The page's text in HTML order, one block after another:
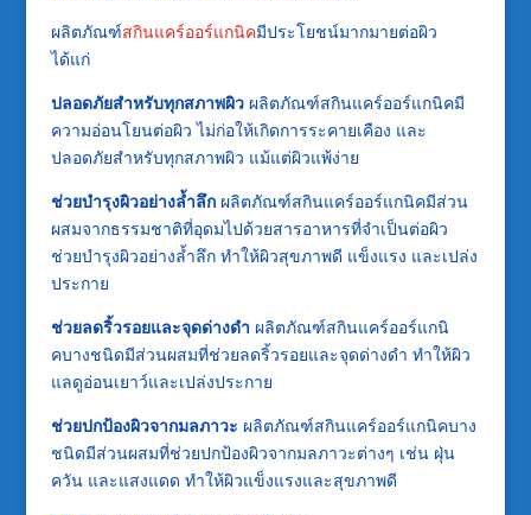
ผลิตภัณฑ์สกินแคร์ออร์แกนิคมีประโยชน์มากมายต่อผิว
ได้แก่
ปลอดภัยสำหรับทุกสภาพผิวผลิตภัณฑ์สกินแคร์ออร์แกนิคมี
ความอ่อนโยนต่อผิว ไม่ก่อให้เกิดการระคายเคือง และ
ปลอดภัยสำหรับทุกสภาพผิว แม้แต่ผิวแพ้ง่าย
ช่วยบำรุงผิวอย่างล้ำลึกผลิตภัณฑ์สกินแคร์ออร์แกนิคมีส่วน
ผสมจากธรรมชาติที่อุดมไปด้วยสารอาหารที่จำเป็นต่อผิว
ช่วยบำรุงผิวอย่างล้ำลึก ทำให้ผิวสุขภาพดี แข็งแรง และเปล่ง
ประกาย
ช่วยลดริ้วรอยและจุดด่างดำ ผลิตภัณฑ์สกินแคร์ออร์แกนิ
คบางชนิดมีส่วนผสมที่ช่วยลดริ้วรอยและจุดด่างดำ ทำให้ผิว
แลดูอ่อนเยาว์และเปล่งประกาย
ช่วยปกป้องผิวจากมลภาวะ ผลิตภัณฑ์สกินแคร์ออร์แกนิคบาง
ชนิดมีส่วนผสมที่ช่วยปกป้องผิวจากมลภาวะต่างๆ เช่น ฝุ่น
ควัน และแสงแดด ทำให้ผิวแข็งแรงและสุขภาพดี